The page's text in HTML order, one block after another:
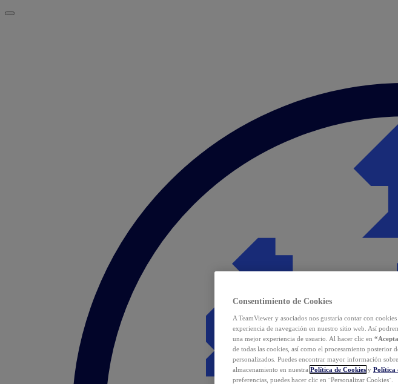
Consentimiento de Cookies
A TeamViewer y asociados nos gustaría contar con
experiencia de navegación en nuestro sitio web. Así
una mejor experiencia de usuario. Al hacer clic en
de todas las cookies, así como el procesamiento posterior
personalizados. Puedes encontrar mayor información
almacenamiento en nuestra Política de Cookies y Política
preferencias, puedes hacer clic en ¨Personalizar Cookies¨.